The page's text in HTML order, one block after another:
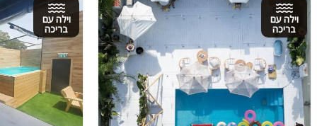
וילה עם
בריכה
וילה עם
בריכה